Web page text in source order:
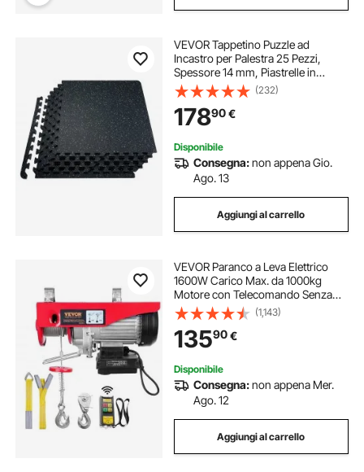
VEVOR Tappetino Puzzle ad
Incastro per Palestra 25 Pezzi,
Spessore 14 mm, Piastrelle in
Schiuma EVA Gommata, Tappetino
da Palestra 61x61 cm, Copertura
9,3 m², Tappetino Ginnastica,
Casa, Bianco Nero
(232)
17890€
Disponibile
Consegna:non appena Gio.
Ago. 13
Aggiungi al carrello
VEVOR Paranco a Leva Elettrico
1600W Carico Max. da 1000kg
Motore con Telecomando Senza
Filo Distanza da 10m, Paranco
Elettrico a Leva per Sollevamento
Carico Velocità 10 m/min Altezza
12m
(1,143)
13590€
Disponibile
Consegna:non appena Mer.
Ago. 12
Aggiungi al carrello